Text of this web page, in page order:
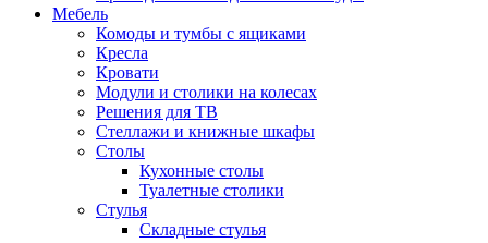
Мебель
Комоды и тумбы с ящиками
Кресла
Кровати
Модули и столики на колесах
Решения для ТВ
Стеллажи и книжные шкафы
Столы
Кухонные столы
Туалетные столики
Стулья
Складные стулья